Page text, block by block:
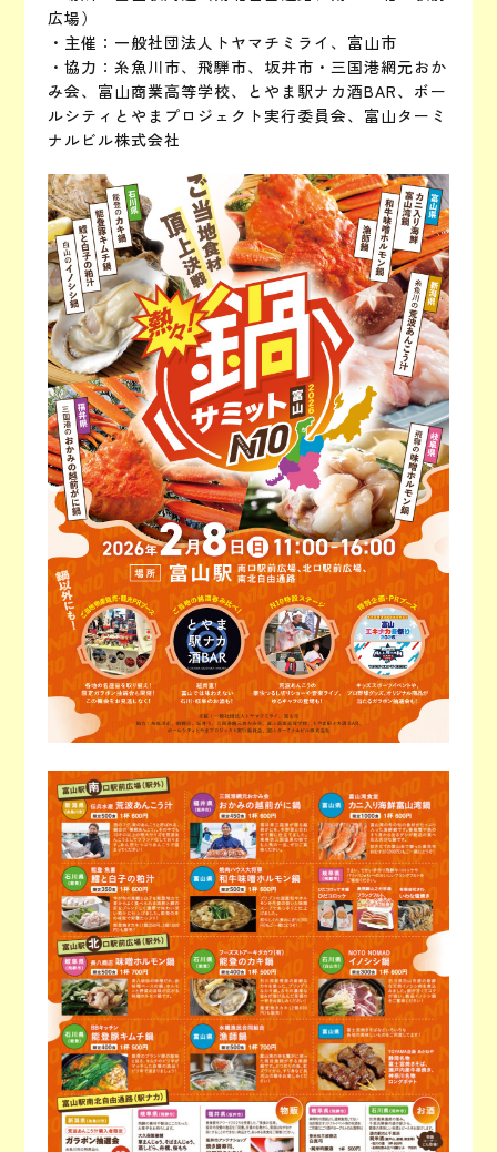
広場）
・主催：一般社団法人トヤマチミライ、富山市
・協力：糸魚川市、飛騨市、坂井市・三国港網元おか
み会、富山商業高等学校、とやま駅ナカ酒BAR、ボー
ルシティとやまプロジェクト実行委員会、富山ターミ
ナルビル株式会社